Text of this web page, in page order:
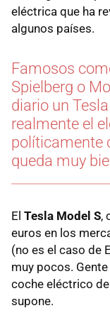
eléctrica que ha
algunos países.
Famosos
Spielberg o
diario un
realmente el
políticamente
queda muy
El Tesla Model S,
euros en los
(no es el caso de
muy pocos.
coche eléctrico
supone.